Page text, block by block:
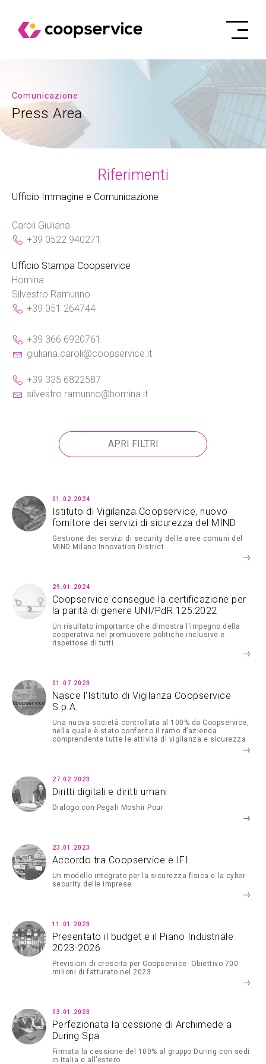
Comunicazione
Press Area
Riferimenti
Ufficio Immagine e Comunicazione
Caroli Giuliana
+39 0522 940271
Ufficio Stampa Coopservice
Homina
Silvestro Ramunno
+39 051 264744
+39 366 6920761
giuliana.caroli@coopservice.it
+39 335 6822587
silvestro.ramunno@homina.it
01.02.2024
Istituto di Vigilanza Coopservice, nuovo
fornitore dei servizi di sicurezza del MIND
Gestione dei servizi di security delle aree comuni del
MIND Milano Innovation District
29.01.2024
Coopservice consegue la certificazione per
la parità di genere UNI/PdR 125:2022
Un risultato importante che dimostra l'impegno della
cooperativa nel promuovere politiche inclusive e
rispettose di tutti
01.07.2023
Nasce l'Istituto di Vigilanza Coopservice
S.p.A.
Una nuova società controllata al 100% da Coopservice,
nella quale è stato conferito il ramo d’azienda
comprendente tutte le attività di vigilanza e sicurezza
27.02.2023
Diritti digitali e diritti umani
Dialogo con Pegah Moshir Pour
23.01.2023
Accordo tra Coopservice e IFI
Un modello integrato per la sicurezza fisica e la cyber
security delle imprese
11.01.2023
Presentato il budget e il Piano Industriale
2023-2026
Previsioni di crescita per Coopservice. Obiettivo 700
milioni di fatturato nel 2023
03.01.2023
Perfezionata la cessione di Archimede a
During Spa
Firmata la cessione del 100% al gruppo During con sedi
in Italia e all’estero
APRI FILTRI